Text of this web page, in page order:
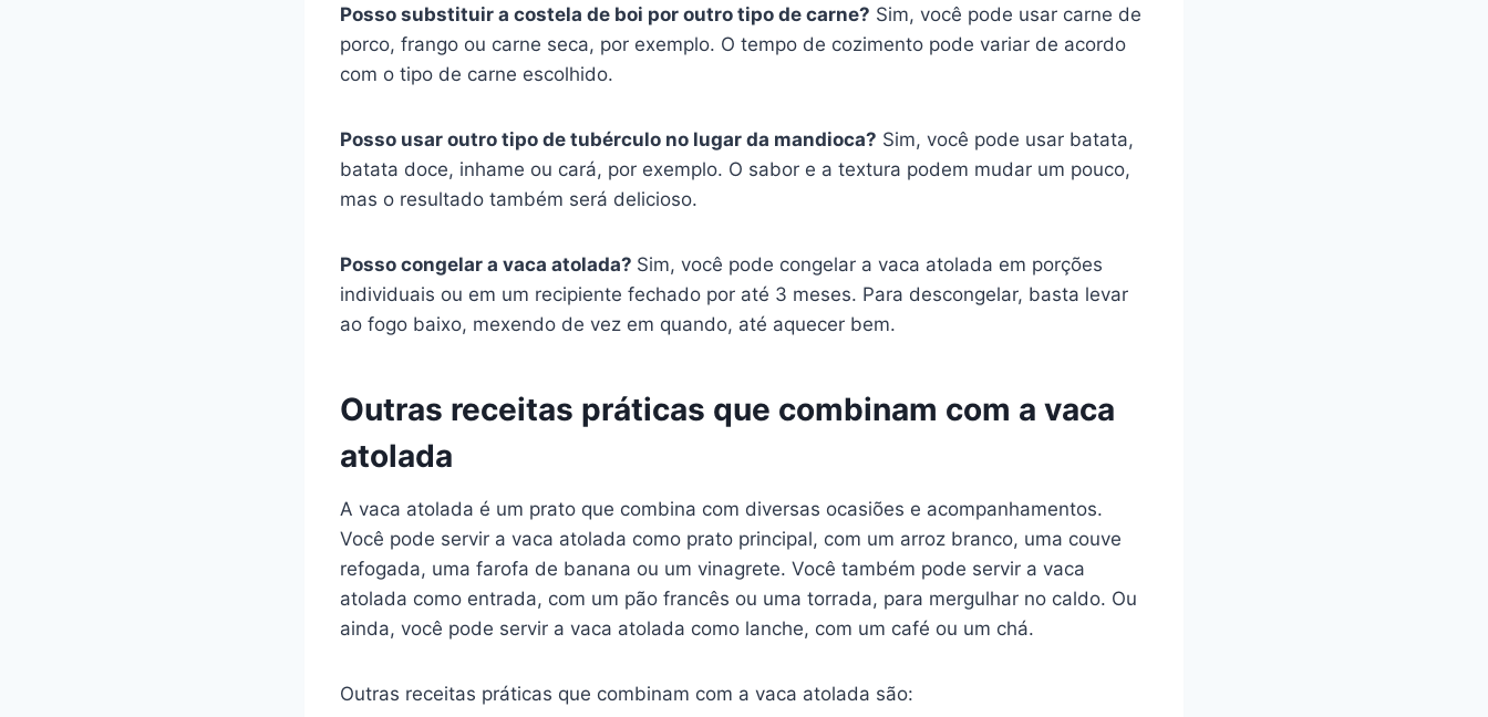
Posso substituir a costela de boi por outro tipo de carne? Sim, você pode usar carne de
porco, frango ou carne seca, por exemplo. O tempo de cozimento pode variar de acordo
com o tipo de carne escolhido.
Posso usar outro tipo de tubérculo no lugar da mandioca? Sim, você pode usar batata,
batata doce, inhame ou cará, por exemplo. O sabor e a textura podem mudar um pouco,
mas o resultado também será delicioso.
Posso congelar a vaca atolada? Sim, você pode congelar a vaca atolada em porções
individuais ou em um recipiente fechado por até 3 meses. Para descongelar, basta levar
ao fogo baixo, mexendo de vez em quando, até aquecer bem.
Outras receitas práticas que combinam com a vaca
atolada
A vaca atolada é um prato que combina com diversas ocasiões e acompanhamentos.
Você pode servir a vaca atolada como prato principal, com um arroz branco, uma couve
refogada, uma farofa de banana ou um vinagrete. Você também pode servir a vaca
atolada como entrada, com um pão francês ou uma torrada, para mergulhar no caldo. Ou
ainda, você pode servir a vaca atolada como lanche, com um café ou um chá.
Outras receitas práticas que combinam com a vaca atolada são: